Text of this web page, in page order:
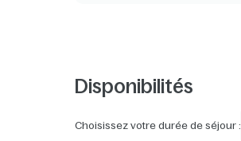
Disponibilités
Choisissez votre durée de séjour :